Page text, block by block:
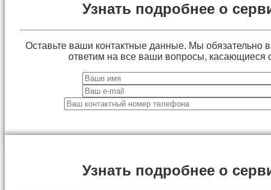
Узнать подробнее о
Оставьте ваши контактные данные. Мы обязательно
ответим на все ваши вопросы, касающиеся
Узнать подробнее о